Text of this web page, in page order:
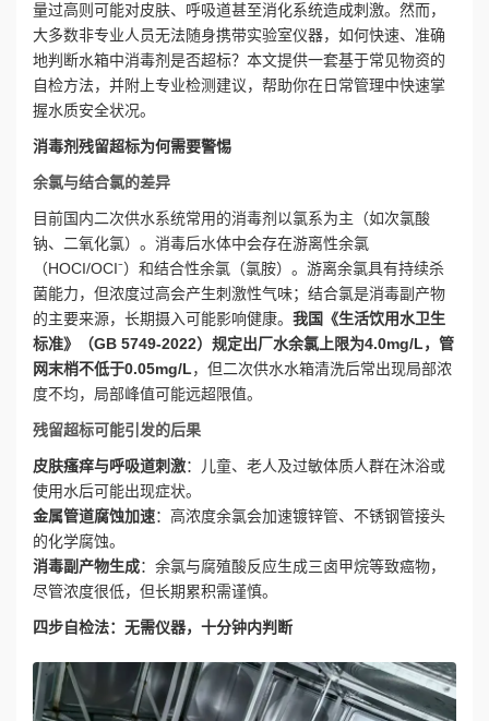
量过高则可能对皮肤、呼吸道甚至消化系统造成刺激。然而，
大多数非专业人员无法随身携带实验室仪器，如何快速、准确
地判断水箱中消毒剂是否超标？本文提供一套基于常见物资的
自检方法，并附上专业检测建议，帮助你在日常管理中快速掌
握水质安全状况。
消毒剂残留超标为何需要警惕
余氯与结合氯的差异
目前国内二次供水系统常用的消毒剂以氯系为主（如次氯酸
钠、二氧化氯）。消毒后水体中会存在游离性余氯
（HOCI/OCI⁻）和结合性余氯（氯胺）。游离余氯具有持续杀
菌能力，但浓度过高会产生刺激性气味；结合氯是消毒副产物
的主要来源，长期摄入可能影响健康。 我国《生活饮用水卫生
标准》（GB 5749-2022）规定出厂水余氯上限为4.0mg/L，管
网末梢不低于0.05mg/L，但二次供水水箱清洗后常出现局部浓
度不均，局部峰值可能远超限值。
残留超标可能引发的后果
皮肤瘙痒与呼吸道刺激：儿童、老人及过敏体质人群在沐浴或
使用水后可能出现症状。
金属管道腐蚀加速：高浓度余氯会加速镀锌管、不锈钢管接头
的化学腐蚀。
消毒副产物生成：余氯与腐殖酸反应生成三卤甲烷等致癌物，
尽管浓度很低，但长期累积需谨慎。
四步自检法：无需仪器，十分钟内判断